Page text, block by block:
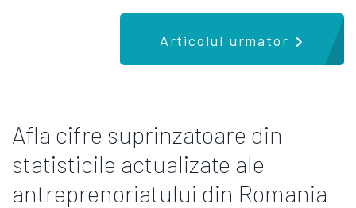
Articolul urmator
Afla cifre suprinzatoare din
statisticile actualizate ale
antreprenoriatului din Romania